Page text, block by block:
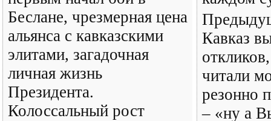
Беслане, чрезмерная цена
альянса с кавказскими
элитами, загадочная
личная жизнь
Президента.
Колоссальный рост
Кавказ
читали
резонно
– «ну а